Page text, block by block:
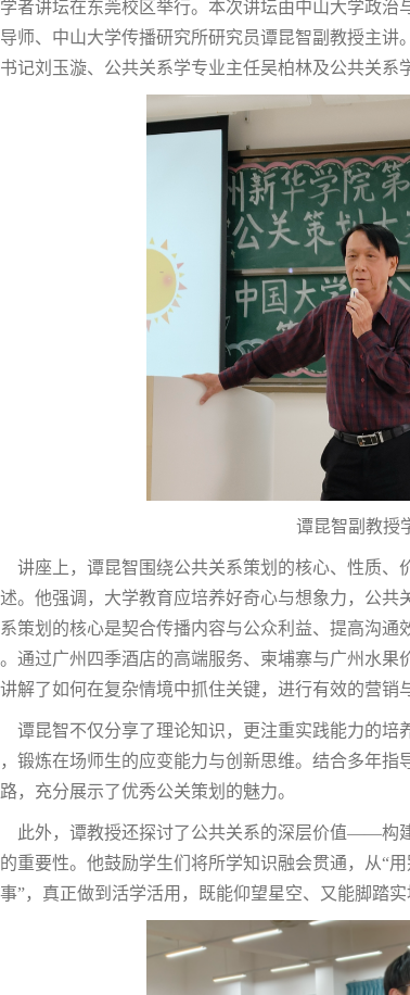
者讲坛在东莞校区举行。本次讲坛由中山大学政
师、中山大学传播研究所研究员谭昆智副教授主
记刘玉漩、公共关系学专业主任吴柏林及公共关系
谭昆智副教授
讲座上，谭昆智围绕公共关系策划的核心、性质
。他强调，大学教育应培养好奇心与想象力，公
策划的核心是契合传播内容与公众利益、提高沟
通过广州四季酒店的高端服务、柬埔寨与广州水
解了如何在复杂情境中抓住关键，进行有效的营销
谭昆智不仅分享了理论知识，更注重实践能力的培
锻炼在场师生的应变能力与创新思维。结合多年
，充分展示了优秀公关策划的魅力。
此外，谭教授还探讨了公共关系的深层价值——构
重要性。他鼓励学生们将所学知识融会贯通，从“
”，真正做到活学活用，既能仰望星空、又能脚踏实